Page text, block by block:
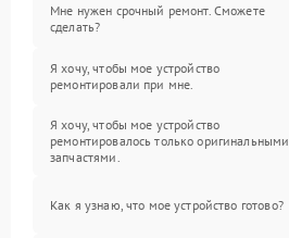
Мне нужен срочный ремонт. Сможете
сделать?
Я хочу, чтобы мое устройство
ремонтировали при мне.
Я хочу, чтобы мое устройство
ремонтировалось только оригинальными
запчастями.
Как я узнаю, что мое устройство готово?